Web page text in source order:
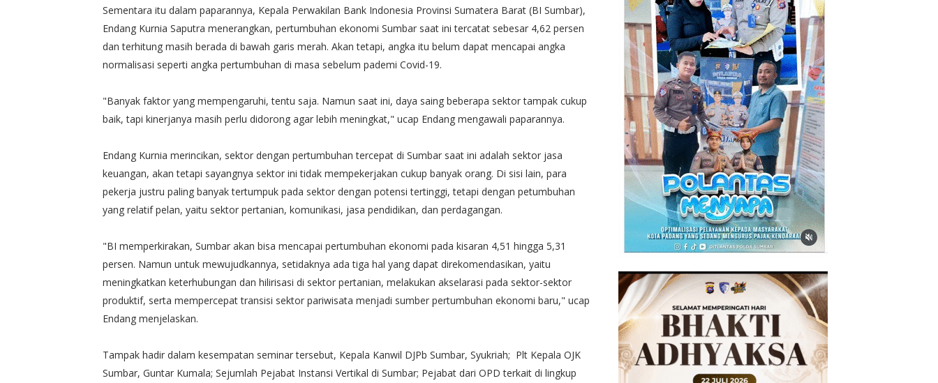
Sementara itu dalam paparannya, Kepala Perwakilan Bank Indonesia Provinsi Sumatera Barat (BI Sumbar),
Endang Kurnia Saputra menerangkan, pertumbuhan ekonomi Sumbar saat ini tercatat sebesar 4,62 persen
dan terhitung masih berada di bawah garis merah. Akan tetapi, angka itu belum dapat mencapai angka
normalisasi seperti angka pertumbuhan di masa sebelum pademi Covid-19.
"Banyak faktor yang mempengaruhi, tentu saja. Namun saat ini, daya saing beberapa sektor tampak cukup
baik, tapi kinerjanya masih perlu didorong agar lebih meningkat," ucap Endang mengawali paparannya.
Endang Kurnia merincikan, sektor dengan pertumbuhan tercepat di Sumbar saat ini adalah sektor jasa
keuangan, akan tetapi sayangnya sektor ini tidak mempekerjakan cukup banyak orang. Di sisi lain, para
pekerja justru paling banyak tertumpuk pada sektor dengan potensi tertinggi, tetapi dengan petumbuhan
yang relatif pelan, yaitu sektor pertanian, komunikasi, jasa pendidikan, dan perdagangan.
"BI memperkirakan, Sumbar akan bisa mencapai pertumbuhan ekonomi pada kisaran 4,51 hingga 5,31
persen. Namun untuk mewujudkannya, setidaknya ada tiga hal yang dapat direkomendasikan, yaitu
meningkatkan keterhubungan dan hilirisasi di sektor pertanian, melakukan akselarasi pada sektor-sektor
produktif, serta mempercepat transisi sektor pariwisata menjadi sumber pertumbuhan ekonomi baru," ucap
Endang menjelaskan.
Tampak hadir dalam kesempatan seminar tersebut, Kepala Kanwil DJPb Sumbar, Syukriah; Plt Kepala OJK
Sumbar, Guntar Kumala; Sejumlah Pejabat Instansi Vertikal di Sumbar; Pejabat dari OPD terkait di lingkup